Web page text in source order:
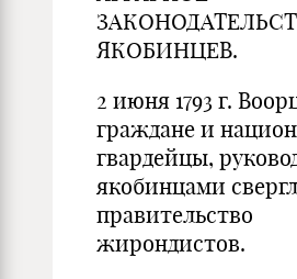
ЯКОБИНЦЕВ.
2 июня 1793 г.
граждане и
гвардейцы,
якобинцами
правительство
жирондистов.